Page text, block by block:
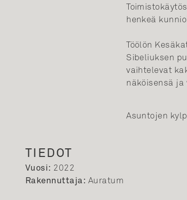
henkeä
Töölön
Sibeliuksen
vaihtelevat
näköisensä
Asuntojen
TIEDOT
Vuosi: 2022
Rakennuttaja: Auratum